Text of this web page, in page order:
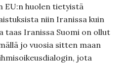
EU:n huolen tietyistä
niin Iranissa kuin
taas Iranissa Suomi on ollut
jo vuosia sitten maan
jota